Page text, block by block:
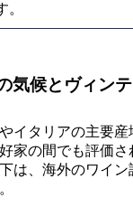
。
気候とヴィン
イタリアの主要
家の間でも評価さ
は、海外のワイ